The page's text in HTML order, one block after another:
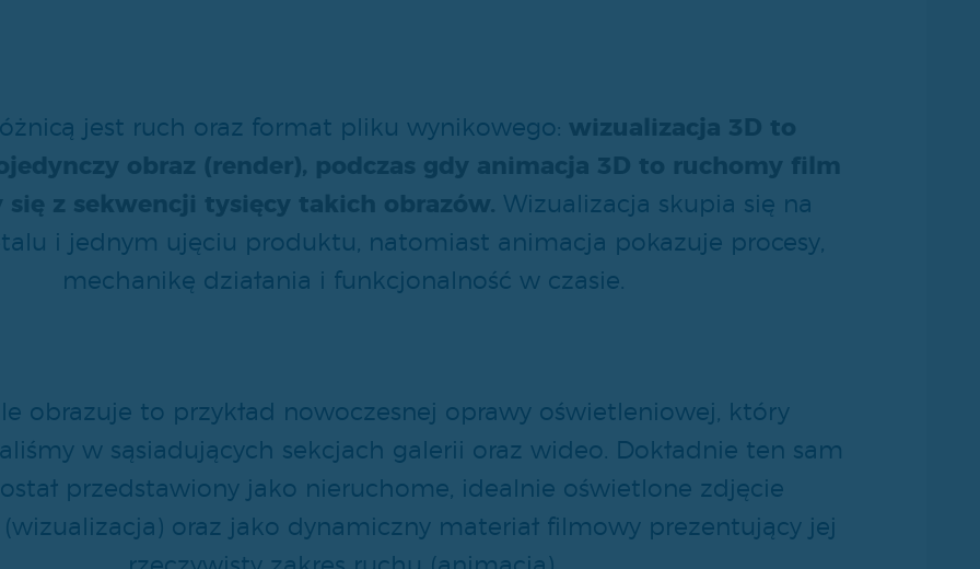
jest ruch oraz format pliku wynikowego:
Wizualizacja skupia się na
i jednym ujęciu produktu, natomiast animacja pokazuje procesy,
mechanikę działania i funkcjonalność w czasie.
obrazuje to przykład nowoczesnej oprawy oświetleniowej, który
w sąsiadujących sekcjach galerii oraz wideo. Dokładnie ten sam
przedstawiony jako nieruchome, idealnie oświetlone zdjęcie
oraz jako dynamiczny materiał filmowy prezentujący jej